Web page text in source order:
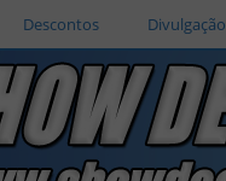
Descontos Divulgação